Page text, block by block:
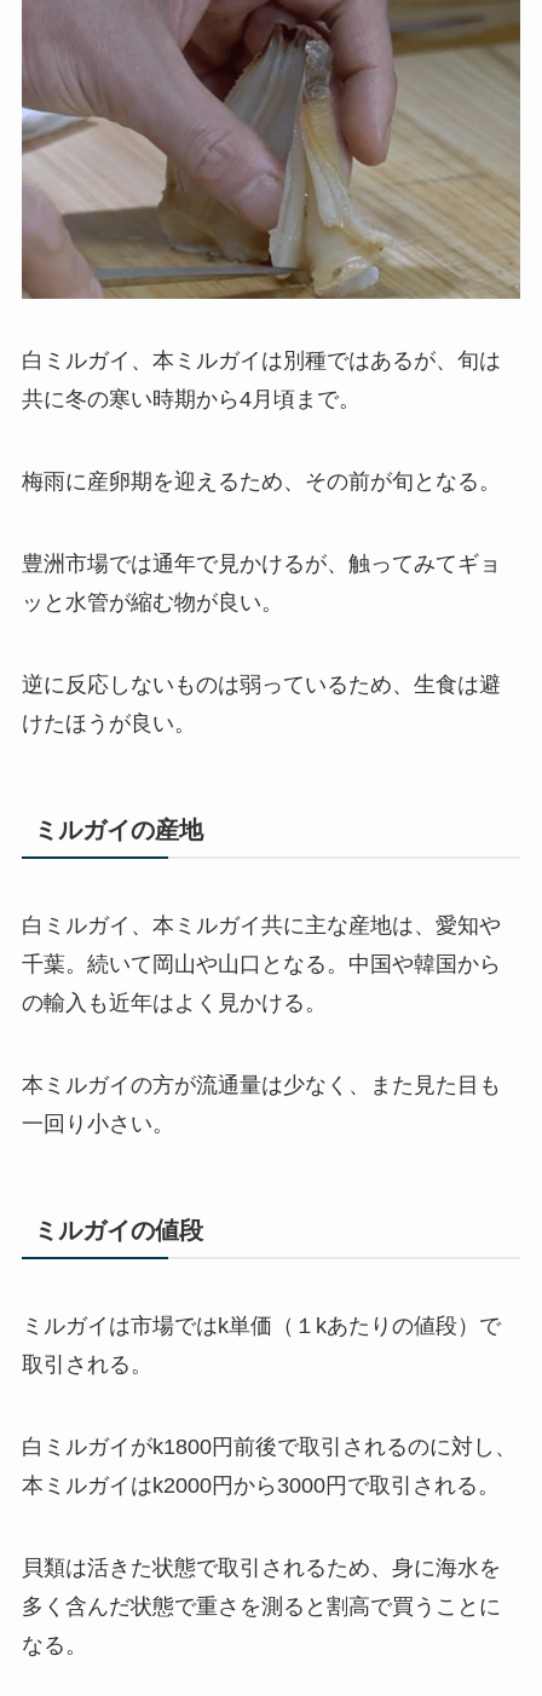
白ミルガイ、本ミルガイは別種ではあるが、旬は
共に冬の寒い時期から4月頃まで。
梅雨に産卵期を迎えるため、その前が旬となる。
豊洲市場では通年で見かけるが、触ってみてギョ
ッと水管が縮む物が良い。
逆に反応しないものは弱っているため、生食は避
けたほうが良い。
ミルガイの産地
白ミルガイ、本ミルガイ共に主な産地は、愛知や
千葉。続いて岡山や山口となる。中国や韓国から
の輸入も近年はよく見かける。
本ミルガイの方が流通量は少なく、また見た目も
一回り小さい。
ミルガイの値段
ミルガイは市場ではk単価（１kあたりの値段）で
取引される。
白ミルガイがk1800円前後で取引されるのに対し、
本ミルガイはk2000円から3000円で取引される。
貝類は活きた状態で取引されるため、身に海水を
多く含んだ状態で重さを測ると割高で買うことに
なる。